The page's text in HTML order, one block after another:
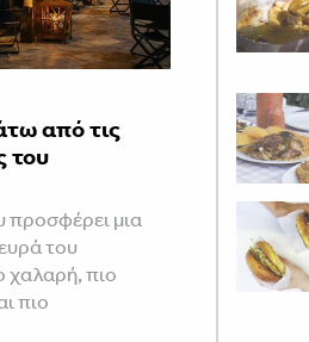
από τις
του
μια
του
χαλαρή, πιο
πιο